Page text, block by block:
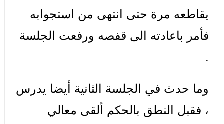
يقاطعه مرة حتى انتهى من استجوابه
فأمر باعادته الى قفصه ورفعت الجلسة
.
وما حدث في الجلسة الثانية أيضا يدرس
، فقبل النطق بالحكم ألقى معالي